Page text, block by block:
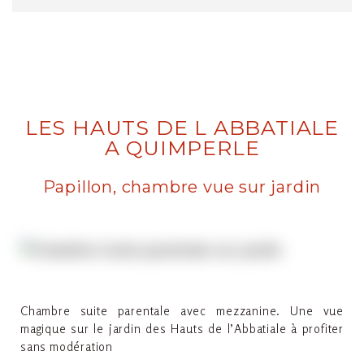
LES HAUTS DE L ABBATIALE
A QUIMPERLE
Papillon, chambre vue sur jardin
Chambre suite parentale avec mezzanine. Une vue
magique sur le jardin des Hauts de l’Abbatiale à profiter
sans modération